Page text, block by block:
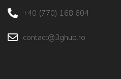
+40 (770) 168 604
contact@3ghub.ro